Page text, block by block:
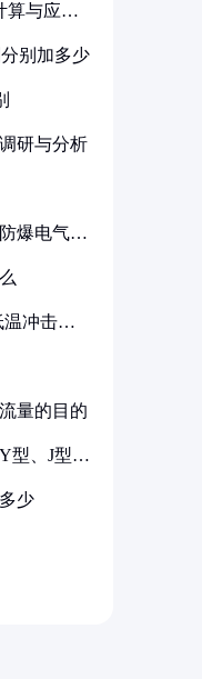
算与应用
别加多少
研与分析
爆电气设
温冲击要
量的目的
型、J型、
少